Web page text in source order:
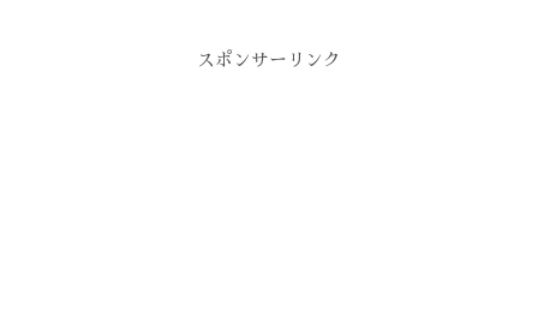
スポンサーリンク